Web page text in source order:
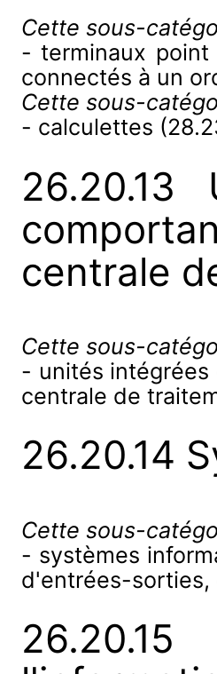
Cette sous-
- terminaux point
connectés à un
Cette sous-
- calculettes
centrale
Cette sous-
- unités intégrées
centrale de
26.20.14
Cette sous-
- systèmes
d'entrées-sorties,